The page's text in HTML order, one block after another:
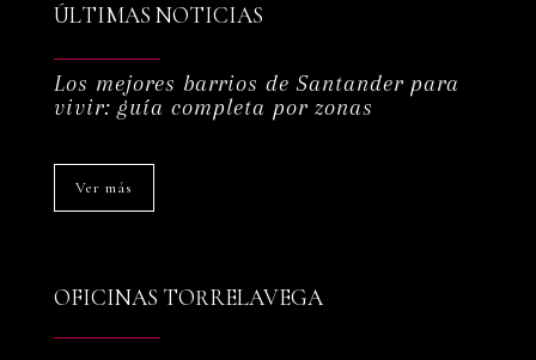
ÚLTIMAS NOTICIAS
Los mejores barrios de Santander para
vivir: guía completa por zonas
Ver más
OFICINAS TORRELAVEGA